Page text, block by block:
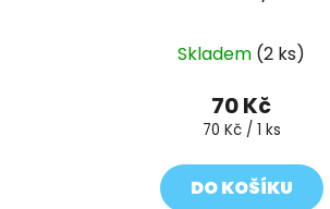
Skladem (2 ks)
70 Kč
Měrná
70 Kč / 1 ks
DO KOŠÍKU